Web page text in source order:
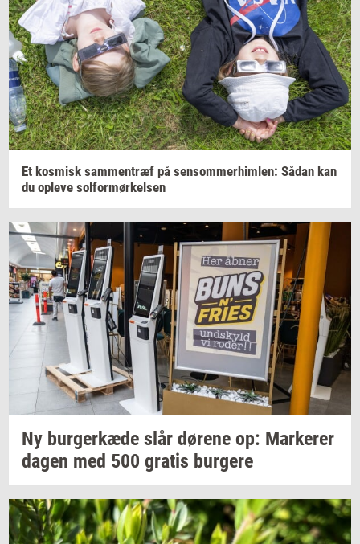
Et kos­misk sam­men­træf på sen­som­mer­him­len: Sådan kan
du op­le­ve sol­for­mør­kel­sen
Ny bur­ger­kæ­de slår dø­re­ne op: Mar­ke­rer
dagen med 500 gra­tis bur­ge­re